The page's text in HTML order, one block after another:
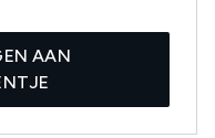
AAN